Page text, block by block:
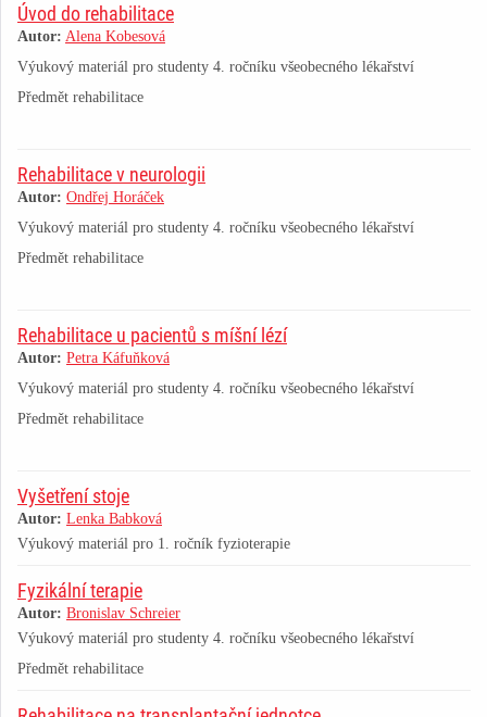
Úvod do rehabilitace
Autor: Alena Kobesová
Výukový materiál pro studenty 4. ročníku všeobecného lékařství
Předmět rehabilitace
Rehabilitace v neurologii
Autor: Ondřej Horáček
Výukový materiál pro studenty 4. ročníku všeobecného lékařství
Předmět rehabilitace
Rehabilitace u pacientů s míšní lézí
Autor: Petra Káfuňková
Výukový materiál pro studenty 4. ročníku všeobecného lékařství
Předmět rehabilitace
Vyšetření stoje
Autor: Lenka Babková
Výukový materiál pro 1. ročník fyzioterapie
Fyzikální terapie
Autor: Bronislav Schreier
Výukový materiál pro studenty 4. ročníku všeobecného lékařství
Předmět rehabilitace